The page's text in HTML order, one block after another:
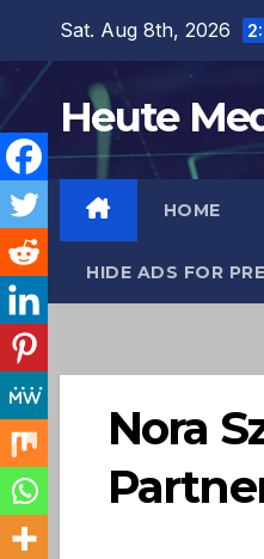
content
Sat. Aug 8th, 2026
Heute
HOME
HIDE ADS FOR
Nora